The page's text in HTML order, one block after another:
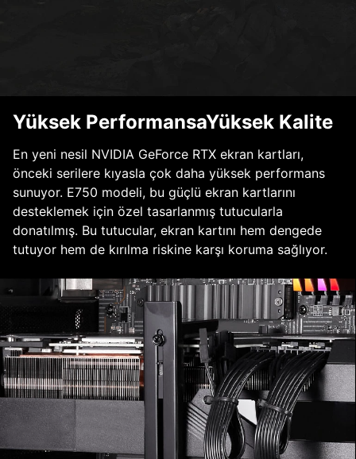
Yüksek PerformansaYüksek Kalite
En yeni nesil NVIDIA GeForce RTX ekran kartları,
önceki serilere kıyasla çok daha yüksek performans
sunuyor. E750 modeli, bu güçlü ekran kartlarını
desteklemek için özel tasarlanmış tutucularla
donatılmış. Bu tutucular, ekran kartını hem dengede
tutuyor hem de kırılma riskine karşı koruma sağlıyor.